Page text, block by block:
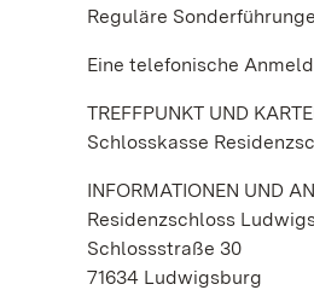
Reguläre
Eine telefonische
TREFFPUNKT UND
Schlosskasse
INFORMATIONEN UND
Residenzschloss
Schlossstraße 30
71634 Ludwigsburg